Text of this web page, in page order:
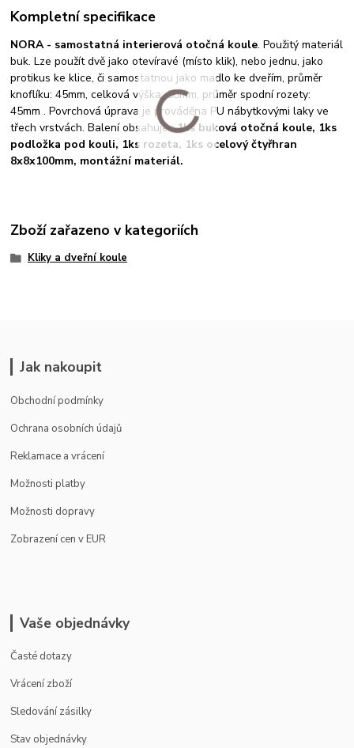
Kompletní specifikace
NORA - samostatná interierová otočná koule. Použitý materiál
buk. Lze použít dvě jako otevíravé (místo klik), nebo jednu, jako
protikus ke klice, či samostatnou jako madlo ke dveřím, průměr
knoflíku: 45mm, celková výška: 58mm, průměr spodní rozety:
45mm . Povrchová úprava je prováděna PU nábytkovými laky ve
třech vrstvách. Balení obsahuje :1ks buková otočná koule, 1ks
podložka pod kouli, 1ks rozeta, 1ks ocelový čtyřhran
8x8x100mm, montážní materiál.
Zboží zařazeno v kategoriích
Kliky a dveřní koule
Jak nakoupit
Obchodní podmínky
Ochrana osobních údajů
Reklamace a vrácení
Možnosti platby
Možnosti dopravy
Zobrazení cen v EUR
Vaše objednávky
Časté dotazy
Vrácení zboží
Sledování zásilky
Stav objednávky